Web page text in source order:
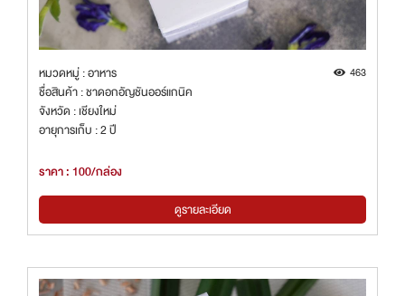
หมวดหมู่ : อาหาร 463
ชื่อสินค้า : ชาดอกอัญชันออร์แกนิค
จังหวัด : เชียงใหม่
อายุการเก็บ : 2 ปี
ราคา : 100/กล่อง
ดูรายละเอียด